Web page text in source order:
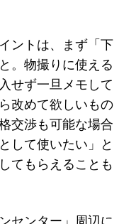
ントは、まず「下
。物撮りに使える
せず一旦メモして
改めて欲しいもの
交渉も可能な場合
して使いたい」と
てもらえることも
センター」周辺に